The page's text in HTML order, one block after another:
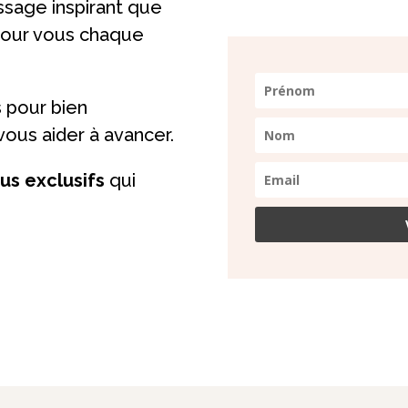
inspirant que
our vous chaque
pour bien
aider à avancer.
exclusifs qui